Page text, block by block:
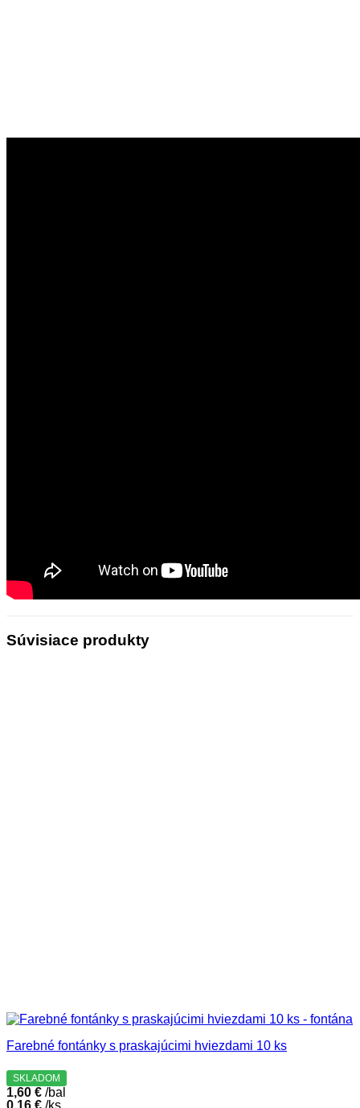
Súvisiace produkty
Farebné fontánky s praskajúcimi hviezdami 10 ks
SKLADOM
1,60 € /bal
0,16 € /ks